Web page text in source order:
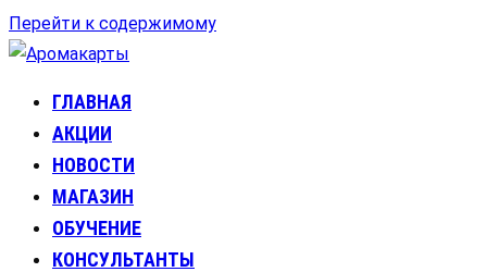
Перейти к содержимому
Аромакарты
Психологические эфирные карты • Аромапсихология
ГЛАВНАЯ
АКЦИИ
НОВОСТИ
МАГАЗИН
ОБУЧЕНИЕ
КОНСУЛЬТАНТЫ